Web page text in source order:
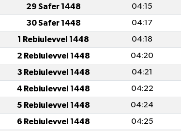
29 Safer 1448 04:15
30 Safer 1448 04:17
1 Rebiulevvel 1448 04:18
2 Rebiulevvel 1448 04:20
3 Rebiulevvel 1448 04:21
4 Rebiulevvel 1448 04:22
5 Rebiulevvel 1448 04:24
6 Rebiulevvel 1448 04:25